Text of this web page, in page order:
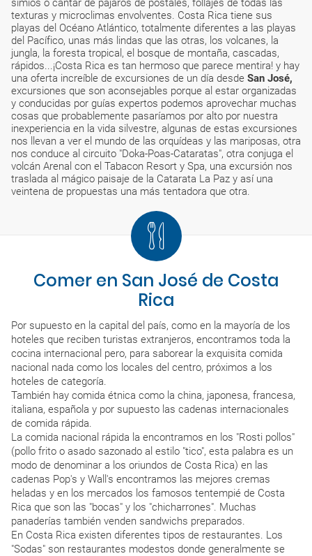
simios o cantar de pájaros de postales, follajes de todas las
texturas y microclimas envolventes. Costa Rica tiene sus
playas del Océano Atlántico, totalmente diferentes a las playas
del Pacífico, unas más lindas que las otras, los volcanes, la
jungla, la foresta tropical, el bosque de montaña, cascadas,
rápidos...¡Costa Rica es tan hermoso que parece mentira! y hay
una oferta increíble de excursiones de un día desde San José,
excursiones que son aconsejables porque al estar organizadas
y conducidas por guías expertos podemos aprovechar muchas
cosas que probablemente pasaríamos por alto por nuestra
inexperiencia en la vida silvestre, algunas de estas excursiones
nos llevan a ver el mundo de las orquídeas y las mariposas, otra
nos conduce al circuito "Doka-Poas-Cataratas", otra conjuga el
volcán Arenal con el Tabacon Resort y Spa, una excursión nos
traslada al mágico paisaje de la Catarata La Paz y así una
veintena de propuestas una más tentadora que otra.
Comer en San José de Costa
Rica
Por supuesto en la capital del país, como en la mayoría de los
hoteles que reciben turistas extranjeros, encontramos toda la
cocina internacional pero, para saborear la exquisita comida
nacional nada como los locales del centro, próximos a los
hoteles de categoría.
También hay comida étnica como la china, japonesa, francesa,
italiana, española y por supuesto las cadenas internacionales
de comida rápida.
La comida nacional rápida la encontramos en los "Rosti pollos"
(pollo frito o asado sazonado al estilo "tico", esta palabra es un
modo de denominar a los oriundos de Costa Rica) en las
cadenas Pop's y Wall's encontramos las mejores cremas
heladas y en los mercados los famosos tentempié de Costa
Rica que son las "bocas" y los "chicharrones". Muchas
panaderías también venden sandwichs preparados.
En Costa Rica existen diferentes tipos de restaurantes. Los
"Sodas" son restaurantes modestos donde generalmente se